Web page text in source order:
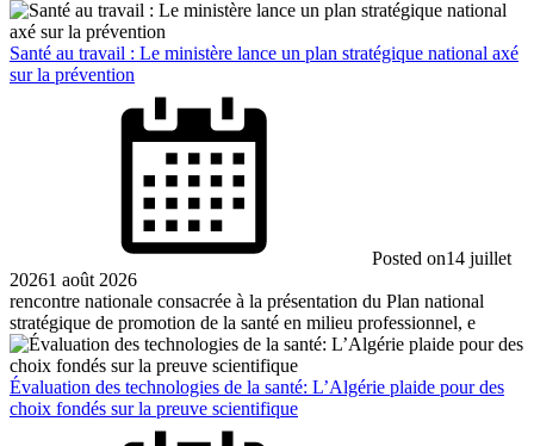
Santé au travail : Le ministère lance un plan stratégique national axé
sur la prévention
Posted on14 juillet
20261 août 2026
rencontre nationale consacrée à la présentation du Plan national
stratégique de promotion de la santé en milieu professionnel, e
Évaluation des technologies de la santé: L’Algérie plaide pour des
choix fondés sur la preuve scientifique